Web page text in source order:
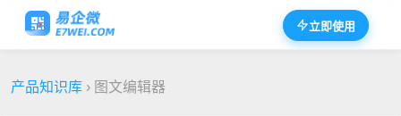
立即使用
产品知识库 › 图文编辑器